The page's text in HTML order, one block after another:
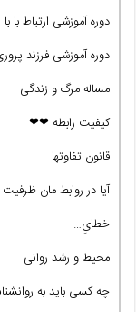
دوره آموزشی ارتباط با
دوره آموزشی فرزند پروری
مساله مرگ و زندگی
کیفیت رابطه ❤❤
قانون تفاوتها
آیا در روابط مان ظرفیت
خطایِ…
محیط و رشد روانی
چه کسی باید به